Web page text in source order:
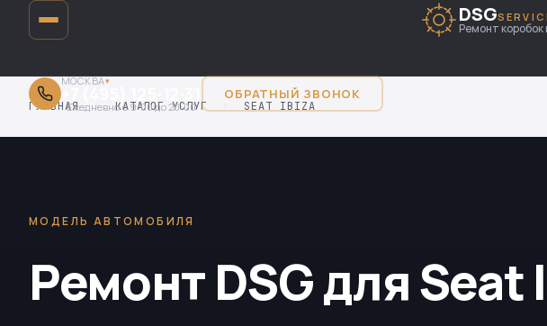
DSG
Ремонт коробок
МОСКВА▾
Ежедневно с 9:00 до 20:00
ОБРАТНЫЙ ЗВОНОК
ГЛАВНАЯ › КАТАЛОГ УСЛУГ SEAT IBIZA
МОДЕЛЬ АВТОМОБИЛЯ
Ремонт DSG для Seat